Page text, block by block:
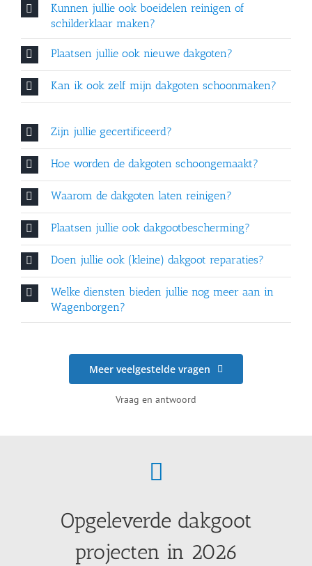
Kunnen jullie ook boeidelen reinigen of
schilderklaar maken?
Plaatsen jullie ook nieuwe dakgoten?
Kan ik ook zelf mijn dakgoten schoonmaken?
Zijn jullie gecertificeerd?
Hoe worden de dakgoten schoongemaakt?
Waarom de dakgoten laten reinigen?
Plaatsen jullie ook dakgootbescherming?
Doen jullie ook (kleine) dakgoot reparaties?
Welke diensten bieden jullie nog meer aan in
Wagenborgen?
Meer veelgestelde vragen
Vraag en antwoord
Opgeleverde dakgoot
projecten in 2026